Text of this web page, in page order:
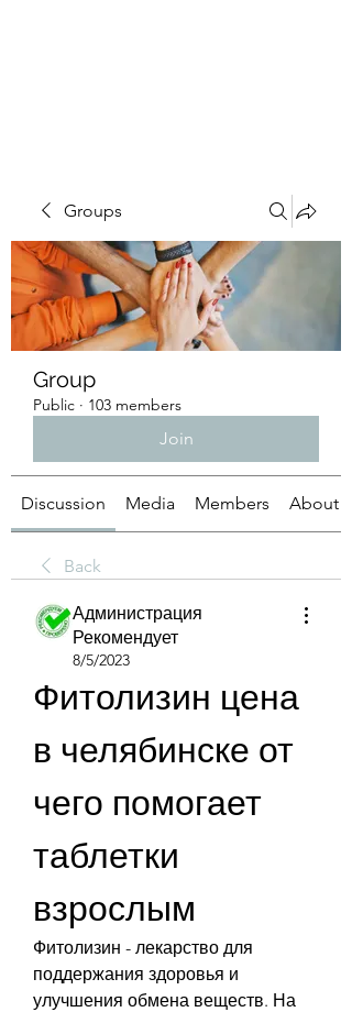
Groups
Group
Public · 103 members
Join
Discussion Media Members About
Back
Администрация
Рекомендует
8/5/2023
Фитолизин цена
в челябинске от
чего помогает
таблетки
взрослым
Фитолизин - лекарство для
поддержания здоровья и
улучшения обмена веществ. На